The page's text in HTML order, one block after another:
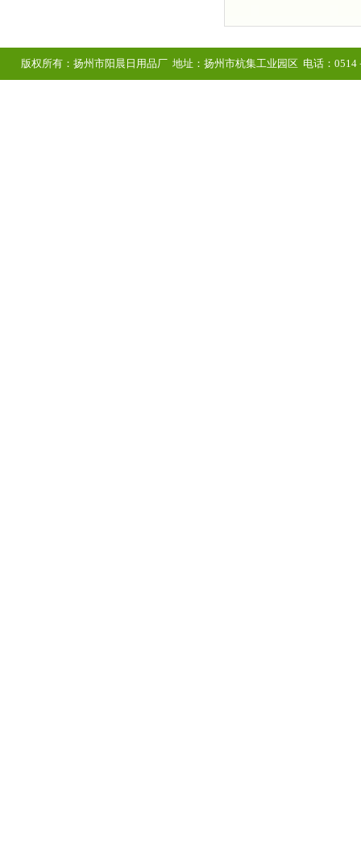
版权所有：扬州市阳晨日用品厂 地址：扬州市杭集工业园区 电话：